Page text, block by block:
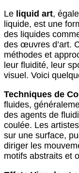
Le liquid art,
liquide, est une
des liquides
des œuvres d’art.
méthodes et
leur fluidité, leur
visuel. Voici
Techniques de
fluides,
des agents de
coulée. Les
sur une surface,
diriger les
motifs abstraits et